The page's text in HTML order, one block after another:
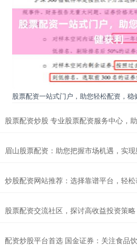
股票配资一站式门户，助您轻松配资，稳
股票配资炒股 专业股票配资服务中心，
眉山股票配资：助您把握市场机遇，实
炒股配资网站推荐：选择靠谱平台，轻
股票配资交流社区，探讨高收益投资策略
配资炒股平台首选 国金证券：关注食品